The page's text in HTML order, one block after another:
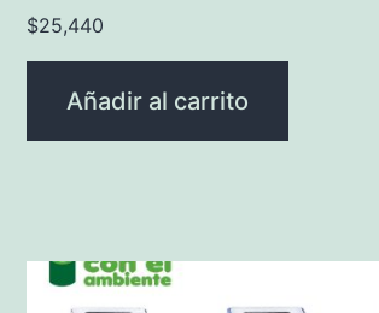
$25,440
Añadir al carrito